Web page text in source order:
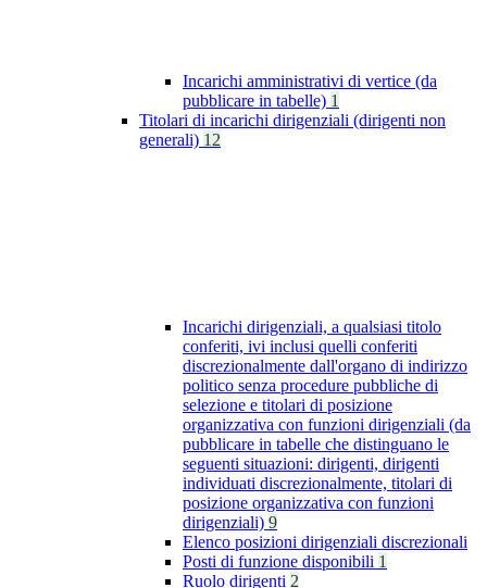
Incarichi amministrativi di vertice (da
pubblicare in tabelle) 1
Titolari di incarichi dirigenziali (dirigenti non
generali) 12
Incarichi dirigenziali, a qualsiasi titolo
conferiti, ivi inclusi quelli conferiti
discrezionalmente dall'organo di indirizzo
politico senza procedure pubbliche di
selezione e titolari di posizione
organizzativa con funzioni dirigenziali (da
pubblicare in tabelle che distinguano le
seguenti situazioni: dirigenti, dirigenti
individuati discrezionalmente, titolari di
posizione organizzativa con funzioni
dirigenziali) 9
Elenco posizioni dirigenziali discrezionali
Posti di funzione disponibili 1
Ruolo dirigenti 2